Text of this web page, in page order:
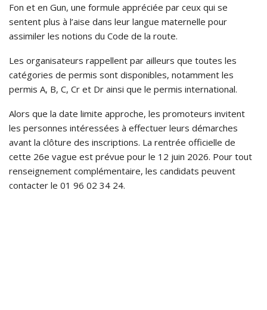
Fon et en Gun, une formule appréciée par ceux qui se
sentent plus à l’aise dans leur langue maternelle pour
assimiler les notions du Code de la route.
Les organisateurs rappellent par ailleurs que toutes les
catégories de permis sont disponibles, notamment les
permis A, B, C, Cr et Dr ainsi que le permis international.
Alors que la date limite approche, les promoteurs invitent
les personnes intéressées à effectuer leurs démarches
avant la clôture des inscriptions. La rentrée officielle de
cette 26e vague est prévue pour le 12 juin 2026. Pour tout
renseignement complémentaire, les candidats peuvent
contacter le 01 96 02 34 24.